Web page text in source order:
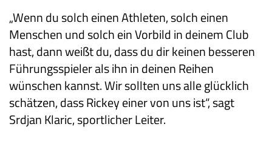
„Wenn du solch einen Athleten, solch einen
Menschen und solch ein Vorbild in deinem Club
hast, dann weißt du, dass du dir keinen besseren
Führungsspieler als ihn in deinen Reihen
wünschen kannst. Wir sollten uns alle glücklich
schätzen, dass Rickey einer von uns ist“, sagt
Srdjan Klaric, sportlicher Leiter.